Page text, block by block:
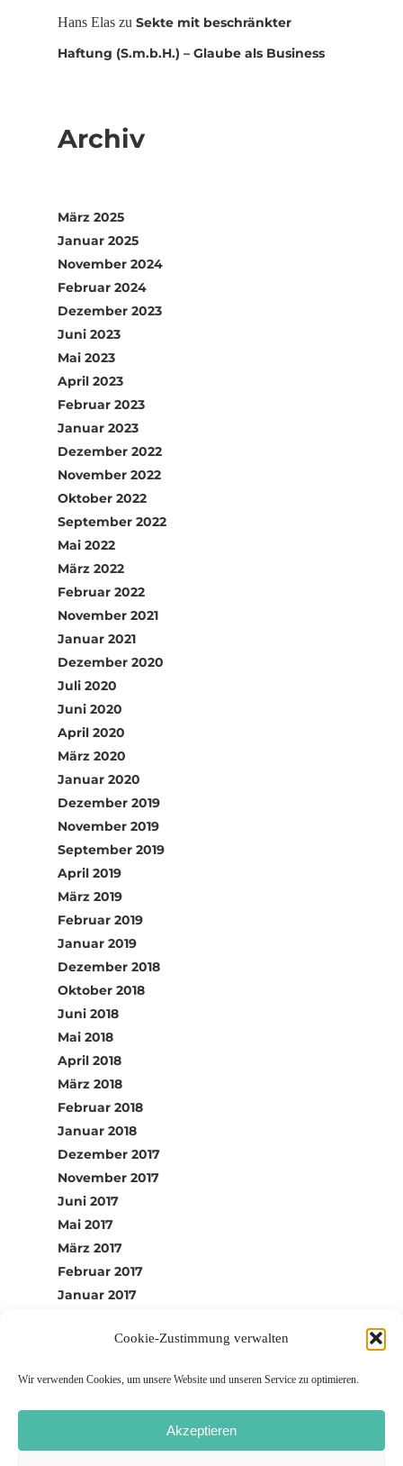
Cookie-Zustimmung verwalten
Wir verwenden Cookies, um unsere Website und unseren Service zu optimieren.
Akzeptieren
Hans Elas zu Sekte mit beschränkter
Haftung (S.m.b.H.) – Glaube als Business
Archiv
März 2025
Januar 2025
November 2024
Februar 2024
Dezember 2023
Juni 2023
Mai 2023
April 2023
Februar 2023
Januar 2023
Dezember 2022
November 2022
Oktober 2022
September 2022
Mai 2022
März 2022
Februar 2022
November 2021
Januar 2021
Dezember 2020
Juli 2020
Juni 2020
April 2020
März 2020
Januar 2020
Dezember 2019
November 2019
September 2019
April 2019
März 2019
Februar 2019
Januar 2019
Dezember 2018
Oktober 2018
Juni 2018
Mai 2018
April 2018
März 2018
Februar 2018
Januar 2018
Dezember 2017
November 2017
Juni 2017
Mai 2017
März 2017
Februar 2017
Januar 2017